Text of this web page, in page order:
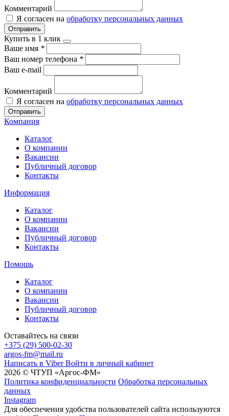
Комментарий
Я согласен на обработку персональных данных
Отправить
Купить в 1 клик
Ваше имя *
Ваш номер телефона *
Ваш e-mail
Комментарий
Я согласен на обработку персональных данных
Отправить
Компания
Каталог
О компании
Вакансии
Публичный договор
Контакты
Информация
Каталог
О компании
Вакансии
Публичный договор
Контакты
Помощь
Каталог
О компании
Вакансии
Публичный договор
Контакты
Оставайтесь на связи
+375 (29) 500-02-30
argos-fm@mail.ru
Написать в Viber Войти в личный кабинет
2026 © ЧТУП «Аргос-ФМ»
Политика конфиденциальности Обработка персональных
данных
Instagram
Для обеспечения удобства пользователей сайта используются